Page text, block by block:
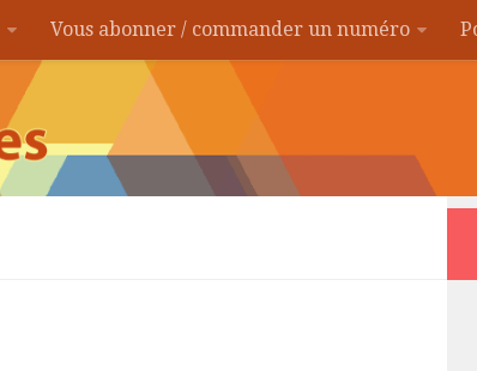
Vous abonner / commander un numéro